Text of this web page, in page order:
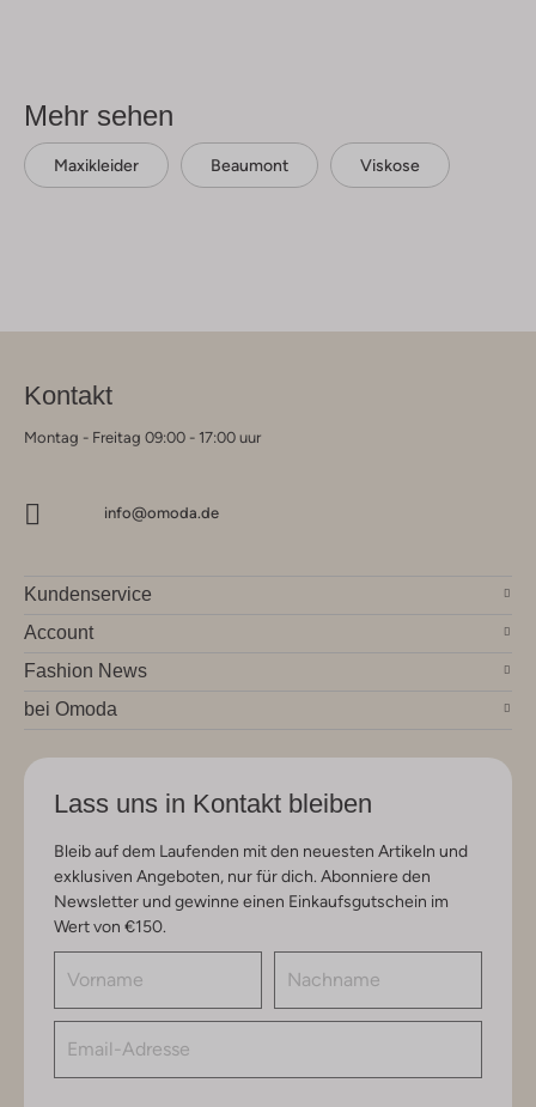
Mehr sehen
Maxikleider Beaumont Viskose
Kontakt
Montag - Freitag 09:00 - 17:00 uur
info@omoda.de
Kundenservice
Account
Fashion News
bei Omoda
Lass uns in Kontakt bleiben
Bleib auf dem Laufenden mit den neuesten Artikeln und
exklusiven Angeboten, nur für dich. Abonniere den
Newsletter und gewinne einen Einkaufsgutschein im
Wert von €150.